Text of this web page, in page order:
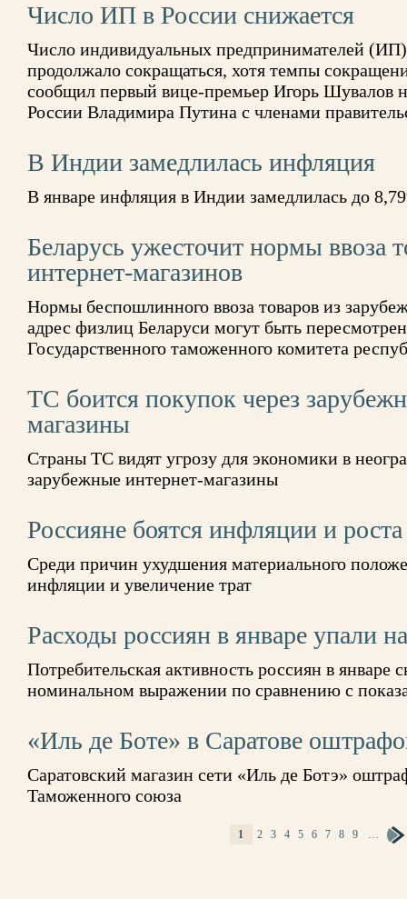
Число ИП в России снижается
Число индивидуальных предпринимателей (ИП)
продолжало сокращаться, хотя темпы
сообщил первый вице-премьер Игорь Шувалов
России Владимира Путина с членами
В Индии замедлилась инфляция
В январе инфляция в Индии замедлилась до
Беларусь ужесточит нормы ввоза
интернет-магазинов
Нормы беспошлинного ввоза товаров из
адрес физлиц Беларуси могут быть
Государственного таможенного комитета
ТС боится покупок через
магазины
Страны ТС видят угрозу для экономики в
зарубежные интернет-магазины
Россияне боятся инфляции и роста
Среди причин ухудшения материального
инфляции и увеличение трат
Расходы россиян в январе упали
Потребительская активность россиян в январе
номинальном выражении по сравнению с
«Иль де Боте» в Саратове
Саратовский магазин сети «Иль де Ботэ»
Таможенного союза
1 2 3 4 5 6 7 8 9 …